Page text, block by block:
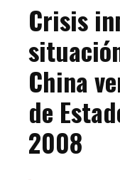
Crisis
China
de
2008